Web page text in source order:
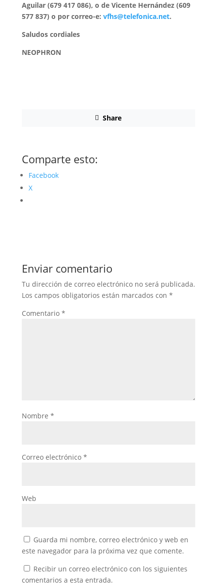
Aguilar (679 417 086), o de Vicente Hernández (609
577 837) o por correo-e: vfhs@telefonica.net.
Saludos cordiales
NEOPHRON
Share
Comparte esto:
Facebook
X
Enviar comentario
Tu dirección de correo electrónico no será publicada.
Los campos obligatorios están marcados con *
Comentario *
Nombre *
Correo electrónico *
Web
Guarda mi nombre, correo electrónico y web en
este navegador para la próxima vez que comente.
Recibir un correo electrónico con los siguientes
comentarios a esta entrada.